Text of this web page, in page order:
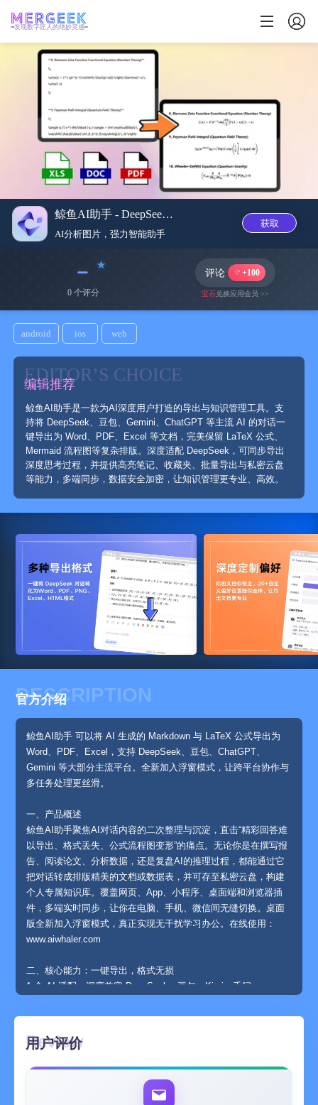
发现数字匠人的绝妙灵感
鲸鱼AI助手 - DeepSeek Exporter
AI分析图片，强力智能助手
获取
﹣
0 个评分
评论 +100
宝石兑换应用会员 >>
android ios web
EDITOR’S CHOICE
编辑推荐
鲸鱼AI助手是一款为AI深度用户打造的导出与知识管理工具。支
持将 DeepSeek、豆包、Gemini、ChatGPT 等主流 AI 的对话一
键导出为 Word、PDF、Excel 等文档，完美保留 LaTeX 公式、
Mermaid 流程图等复杂排版。深度适配 DeepSeek，可同步导出
深度思考过程，并提供高亮笔记、收藏夹、批量导出与私密云盘
等能力，多端同步，数据安全加密，让知识管理更专业、高效。
DESCRIPTION
官方介绍
鲸鱼AI助手 可以将 AI 生成的 Markdown 与 LaTeX 公式导出为
Word、PDF、Excel，支持 DeepSeek、豆包、ChatGPT、
Gemini 等大部分主流平台。全新加入浮窗模式，让跨平台协作与
多任务处理更丝滑。
一、产品概述
鲸鱼AI助手聚焦AI对话内容的二次整理与沉淀，直击“精彩回答难
以导出、格式丢失、公式流程图变形”的痛点。无论你是在撰写报
告、阅读论文、分析数据，还是复盘AI的推理过程，都能通过它
把对话转成排版精美的文档或数据表，并可存至私密云盘，构建
个人专属知识库。覆盖网页、App、小程序、桌面端和浏览器插
件，多端实时同步，让你在电脑、手机、微信间无缝切换。桌面
版全新加入浮窗模式，真正实现无干扰学习办公。在线使用：
www.aiwhaler.com
二、核心能力：一键导出，格式无损
1.全 AI 适配：深度兼容 DeepSeek、豆包、Kimi、千问、
2.多格式覆盖：支持导出 Word、PDF、Excel、HTML、JSON、
PNG 图片，满足论文、报告、数据分析、网页发布、截图分享等
不同场景。
3.复杂内容完美还原：精确渲染 LaTeX 数学公式、物理公式、化
学方程式；完整保留 Mermaid 流程图、序列图、甘特图等图表；
表格、代码块、嵌套列表等结构原样呈现。
用户评价